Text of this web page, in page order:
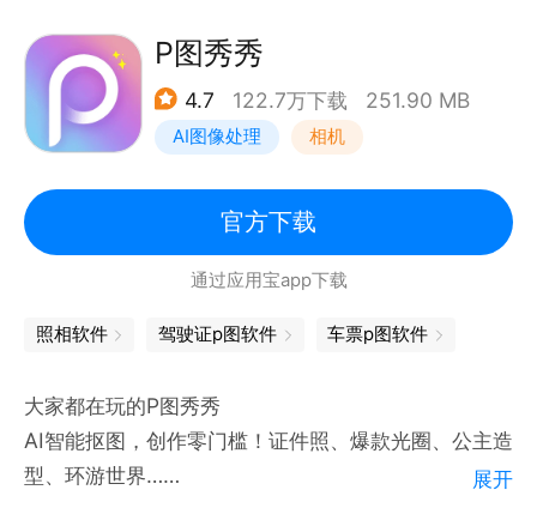
特效、智能补光、夜景增强、马赛克，让你的照片高端
大气上档次。
【美容美妆】
一键美颜，仙女就是你。智能五官精准定位，瘦脸、粉
乔妹(＾Ｕ＾)
【故事拼图】
海量的时尚拼图模板，独家智能水印，打造属于你的个
性照片墙，拼出好心情。
实时人脸识别，丰富多样的换脸角色，媚娘妆、小学生
照、军装照，让你一键秒变大明星。
【魔法抠图】
轻松抠图，创造精彩的有趣照片。趣味场景，3D艺术
P图秀秀
4.7 122.7万下载 251.90 MB
AI图像处理 相机
官方下载
通过应用宝app下载
照相软件 驾驶证p图软件 车票p图软件
大家都在玩的P图秀秀
AI智能抠图，创作零门槛！证件照、爆款光圈、公主造
型、环游世界……
展开